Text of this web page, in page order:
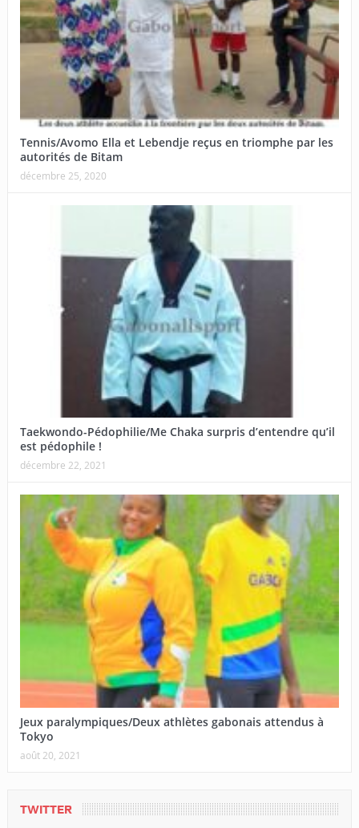
Tennis/Avomo Ella et Lebendje reçus en triomphe par les
autorités de Bitam
décembre 25, 2020
Taekwondo-Pédophilie/Me Chaka surpris d’entendre qu’il
est pédophile !
décembre 22, 2021
Jeux paralympiques/Deux athlètes gabonais attendus à
Tokyo
août 20, 2021
TWITTER